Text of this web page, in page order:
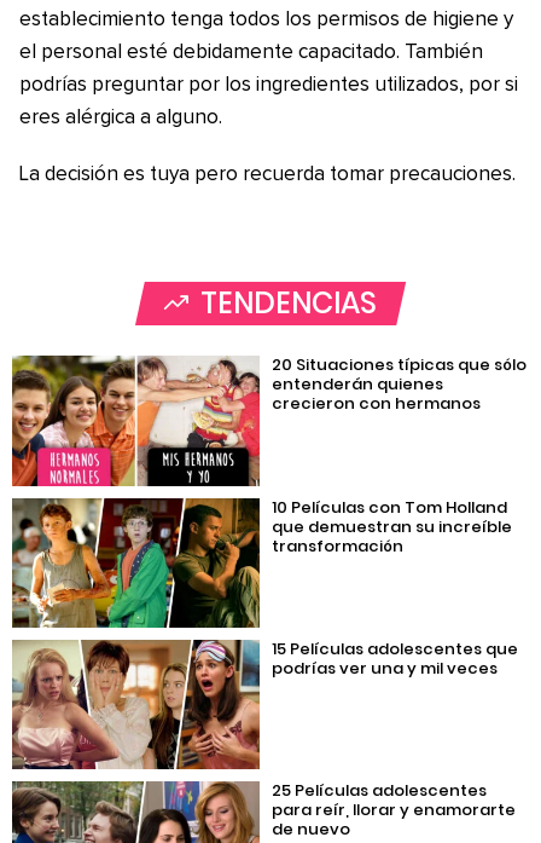
establecimiento tenga todos los permisos de higiene y
el personal esté debidamente capacitado. También
podrías preguntar por los ingredientes utilizados, por si
eres alérgica a alguno.
La decisión es tuya pero recuerda tomar precauciones.
TENDENCIAS
20 Situaciones típicas que sólo
entenderán quienes
crecieron con hermanos
10 Películas con Tom Holland
que demuestran su increíble
transformación
15 Películas adolescentes que
podrías ver una y mil veces
25 Películas adolescentes
para reír, llorar y enamorarte
de nuevo